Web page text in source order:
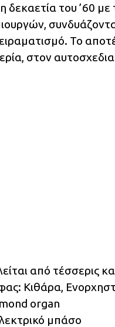
δεκαετία του ’60
Το
στον
από τέσσερις
Κιθάρα,
organ
μπάσο